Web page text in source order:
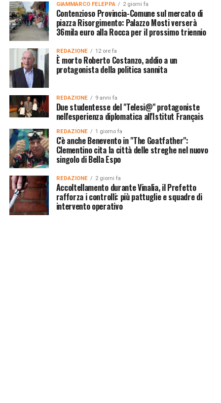
GIAMMARCO FELEPPA 2 giorni fa
Contenzioso Provincia-Comune sul mercato di
piazza Risorgimento: Palazzo Mosti verserà
36mila euro alla Rocca per il prossimo triennio
REDAZIONE 12 ore fa
È morto Roberto Costanzo, addio a un
protagonista della politica sannita
REDAZIONE 9 anni fa
Due studentesse del "Telesi@" protagoniste
nell'esperienza diplomatica all'Istitut Français
REDAZIONE 1 giorno fa
C'è anche Benevento in "The Goatfather":
Clementino cita la città delle streghe nel nuovo
singolo di Bella Espo
REDAZIONE 2 giorni fa
Accoltellamento durante Vinalia, il Prefetto
rafforza i controlli: più pattuglie e squadre di
intervento operativo